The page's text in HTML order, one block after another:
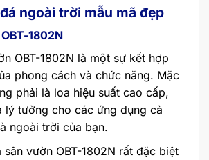
ngoài trời mẫu mã đẹp
1802N
OBT-1802N là một sự kết hợp
phong cách và chức năng. Mặc
phải là loa hiệu suất cao cấp,
lý tưởng cho các ứng dụng cả
ngoài trời của bạn.
sân vườn OBT-1802N rất đặc biệt